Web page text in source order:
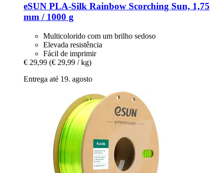
eSUN PLA-​Silk Rainbow Scorching Sun, 1,75
mm / 1000 g
Multicolorido com um brilho sedoso
Elevada resistência
Fácil de imprimir
€ 29,99 (€ 29,99 / kg)
Entrega até 19. agosto